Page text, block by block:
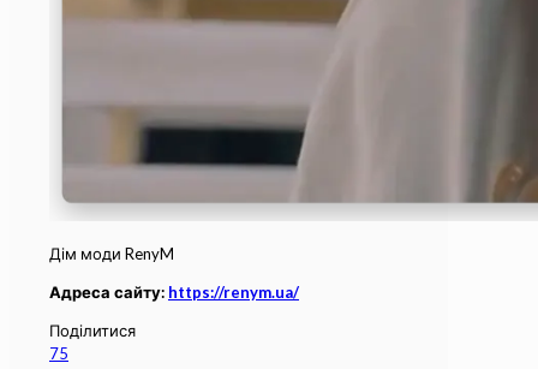
Дім моди RenyM
Адреса сайту: https://renym.ua/
Поділитися
75